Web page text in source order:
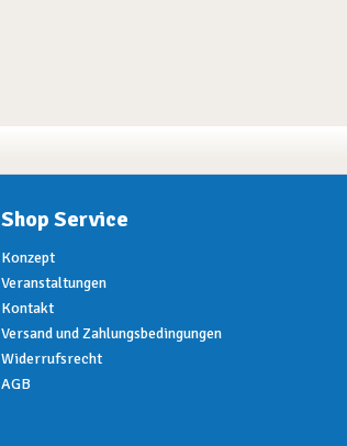
Shop Service
Konzept
Veranstaltungen
Kontakt
Versand und Zahlungsbedingungen
Widerrufsrecht
AGB